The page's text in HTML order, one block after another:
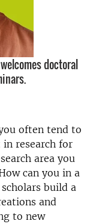
doctoral
often tend to
research for
area you
can you in a
build a
and
to new